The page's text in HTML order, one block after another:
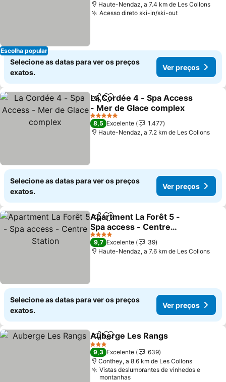
Escolha popular
Haute-Nendaz, a 7.4 km de Les Collons
Acesso direto ski-in/ski-out
Selecione as datas para ver os preços
exatos.
Ver preços
PartilharAdicionar aos favoritos
La Cordée 4 - Spa Access
- Mer de Glace complex
5 Estrelas
8,5 Excelente
1.477
Haute-Nendaz, a 7.2 km de Les Collons
Selecione as datas para ver os preços
exatos.
Ver preços
PartilharAdicionar aos favoritos
Apartment La Forêt 5 -
Spa access - Centre
Station
4 Estrelas
9,7 Excelente
39
Haute-Nendaz, a 7.6 km de Les Collons
Selecione as datas para ver os preços
exatos.
Ver preços
PartilharAdicionar aos favoritos
Auberge Les Rangs
3 Estrelas
9,3 Excelente
639
Conthey, a 8.6 km de Les Collons
Vistas deslumbrantes de vinhedos e
montanhas